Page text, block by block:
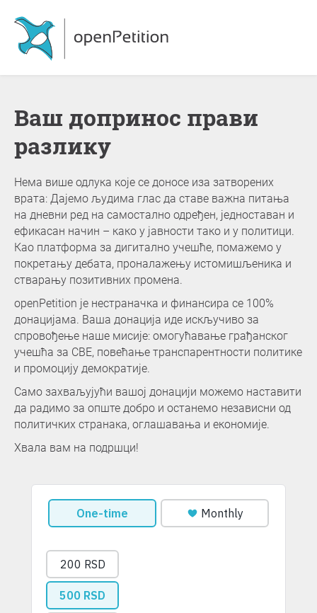
Ваш допринос прави
разлику
Нема више одлука које се доносе иза затворених
врата: Дајемо људима глас да ставе важна питања
на дневни ред на самостално одређен, једноставан и
ефикасан начин – како у јавности тако и у политици.
Као платформа за дигитално учешће, помажемо у
покретању дебата, проналажењу истомишљеника и
стварању позитивних промена.
openPetition је нестраначка и финансира се 100%
донацијама. Ваша донација иде искључиво за
спровођење наше мисије: омогућавање грађанског
учешћа за СВЕ, повећање транспарентности политике
и промоцију демократије.
Само захваљујући вашој донацији можемо наставити
да радимо за опште добро и останемо независни од
политичких странака, оглашавања и економије.
Хвала вам на подршци!